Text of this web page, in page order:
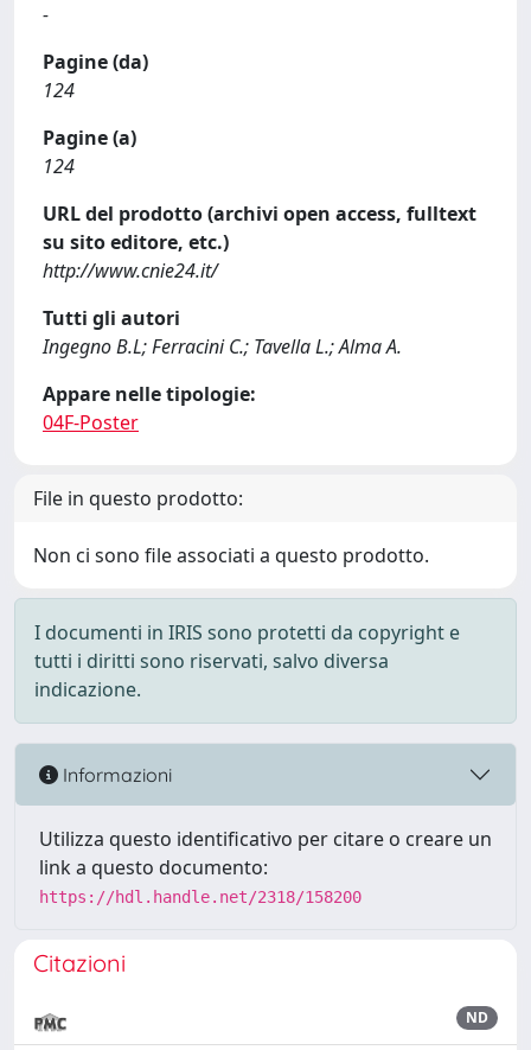
-
Pagine (da)
124
Pagine (a)
124
URL del prodotto (archivi open access, fulltext
su sito editore, etc.)
http://www.cnie24.it/
Tutti gli autori
Ingegno B.L; Ferracini C.; Tavella L.; Alma A.
Appare nelle tipologie:
04F-Poster
File in questo prodotto:
Non ci sono file associati a questo prodotto.
I documenti in IRIS sono protetti da copyright e
tutti i diritti sono riservati, salvo diversa
indicazione.
Informazioni
Utilizza questo identificativo per citare o creare un
link a questo documento:
https://hdl.handle.net/2318/158200
Citazioni
ND